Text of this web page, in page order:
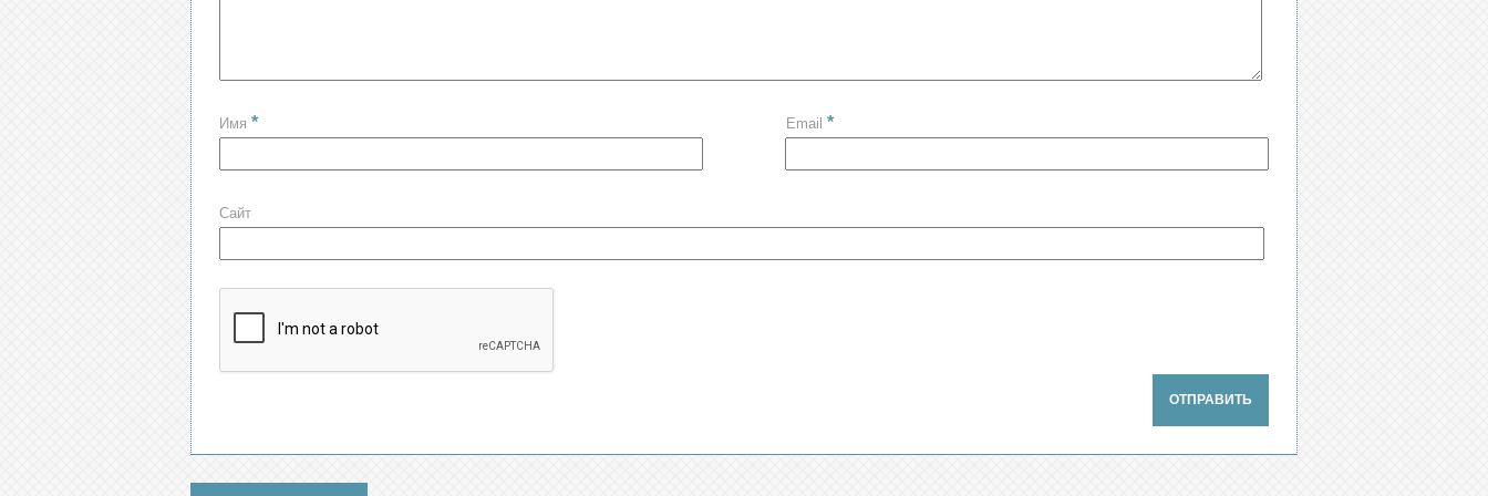
Имя * Email*
Сайт